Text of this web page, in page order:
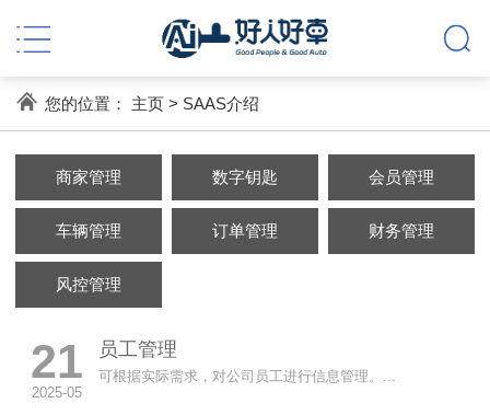
您的位置： 主页> SAAS介绍
商家管理 数字钥匙 会员管理
车辆管理 订单管理 财务管理
风控管理
21
2025-05
员工管理
可根据实际需求，对公司员工进行信息管理。...